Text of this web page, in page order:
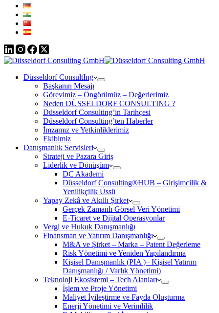
Düsseldorf ConsultIng
Başkanın Mesajı
Görevimiz – Öngörümüz – Değerlerimiz
Neden DÜSSELDORF CONSULTING ?
Düsseldorf Consulting’in Tarihçesi
Düsseldorf Consulting’ten Haberler
İmzamız ve Yetkinliklerimiz
Ekibimiz
Danışmanlık Servisleri
Strateji ve Pazara Giriş
Liderlik ve Dönüşüm
DC Akademi
Düsseldorf Consulting®HUB – Girişimcilik &
Yenilikçilik Üssü
Yapay Zekâ ve Akıllı Şirket
Gerçek Zamanlı Görsel Veri Yönetimi
E-Ticaret ve Dijital Operasyonlar
Vergi ve Hukuk Danışmanlığı
Finansman ve Yatırım Danışmanlığı
M&A ve Şirket – Marka – Patent Değerleme
Risk Yönetimi ve Yeniden Yapılandırma
Kişisel Danışmanlık (PIA )– Kişisel Yatırım
Danışmanlığı / Varlık Yönetimi)
Teknoloji Ekosistemi – Tech Alanları
İşlem ve Proje Yönetimi
Maliyet İyileştirme ve Fayda Oluşturma
Enerji Yönetimi ve Verimlilik